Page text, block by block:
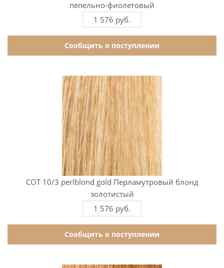
пепельно-фиолетовый
1 576 руб.
Сообщить о поступлении
COT 10/3 perlblond gold Перламутровый блонд
золотистый
1 576 руб.
Сообщить о поступлении